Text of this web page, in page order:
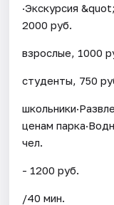
·Экскурсия
2000 руб.
взрослые, 1000
студенты, 750
ценам
чел.
- 1200 руб.
/40 мин.